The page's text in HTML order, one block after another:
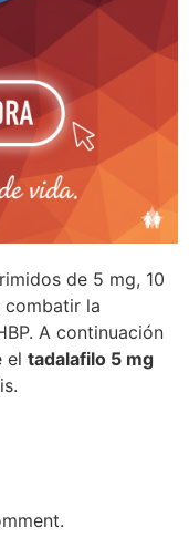
de 5 mg, 10
combatir la
A continuación
el tadalafilo 5 mg